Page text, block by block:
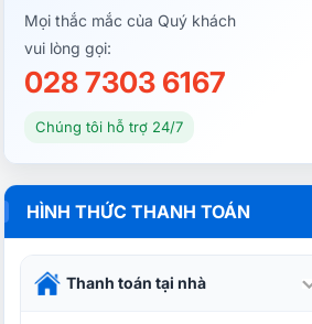
Xùa 2 ngày 1 đêm: Khám
Phá Cao Nguyên và Săn
Tour Mộc Châu hái mận 2
ngày 1 đêm | Rừng thông
Bản Áng – Cầu Kính Bạch
Long – Đồi chè Trái tim
Đến Mộc Châu mùa hè này,
Mọi thắc mắc của Quý khách
vui lòng gọi:
028 7303 6167
Chúng tôi hỗ trợ 24/7
HÌNH THỨC THANH TOÁN
Thanh toán tại nhà